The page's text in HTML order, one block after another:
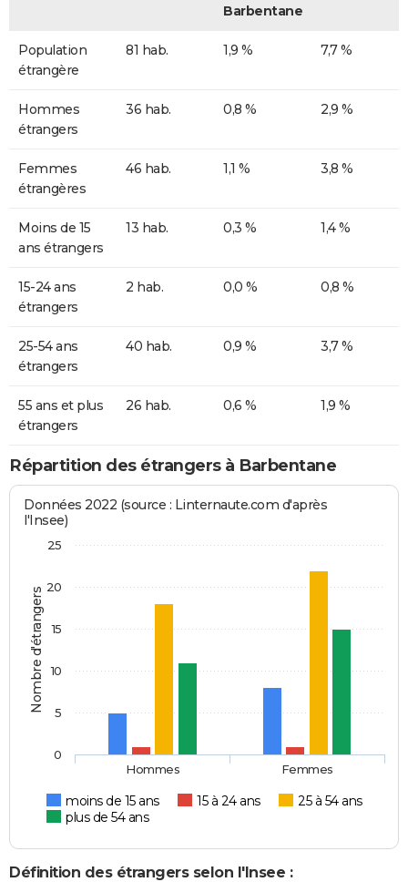
Barbentane
Population
étrangère
81 hab. 1,9 % 7,7 %
Hommes
étrangers
36 hab. 0,8 % 2,9 %
Femmes
étrangères
46 hab. 1,1 % 3,8 %
Moins de 15
ans étrangers
13 hab. 0,3 % 1,4 %
15-24 ans
étrangers
2 hab. 0,0 % 0,8 %
25-54 ans
étrangers
40 hab. 0,9 % 3,7 %
55 ans et plus
étrangers
26 hab. 0,6 % 1,9 %
Répartition des étrangers à Barbentane
Nombre d'étrangers
Données 2022 (source : Linternaute.com d'après
l'Insee)
moins de 15 ans 15 à 24 ans
25 à 54 ans
plus de 54 ans
Hommes Femmes
0
5
10
15
20
25
Définition des étrangers selon l'Insee :